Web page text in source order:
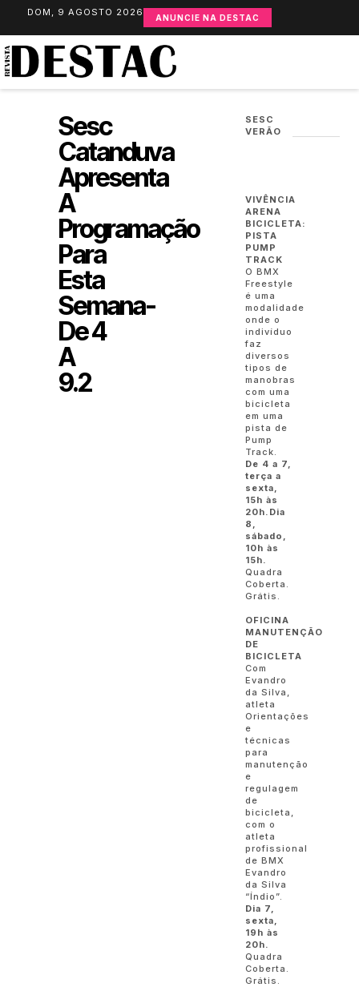
DOM, 9 AGOSTO 2026 ANUNCIE NA DESTAC
Sesc
Catanduva
Apresenta
A
Programação
Para
Esta
Semana-
De 4
A
9.2
SESC
VERÃO
VIVÊNCIA
ARENA
BICICLETA:
PISTA
PUMP
TRACK
O BMX
Freestyle
é uma
modalidade
onde o
indivíduo
faz
diversos
tipos de
manobras
com uma
bicicleta
em uma
pista de
Pump
Track.
De 4 a 7,
terça a
sexta,
15h às
20h.Dia
8,
sábado,
10h às
15h.
Quadra
Coberta.
Grátis.
OFICINA
MANUTENÇÃO
DE
BICICLETA
Com
Evandro
da Silva,
atleta
Orientações
e
técnicas
para
manutenção
e
regulagem
de
bicicleta,
com o
atleta
profissional
de BMX
Evandro
da Silva
“Índio”.
Dia 7,
sexta,
19h às
20h.
Quadra
Coberta.
Grátis.